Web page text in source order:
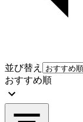
並び替え
おすすめ順